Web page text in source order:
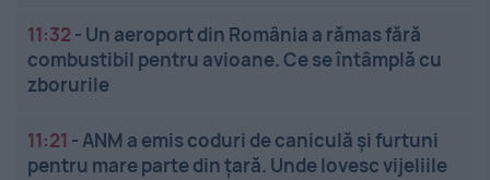
11:32 - Un aeroport din România a rămas fără
combustibil pentru avioane. Ce se întâmplă cu
zborurile
11:21 -ANM a emis coduri de caniculă și furtuni
pentru mare parte din țară. Unde lovesc vijeliile